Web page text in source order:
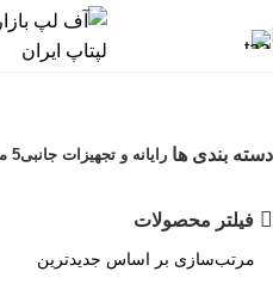
دسته بندی ها رایانه و تجهیزات جانبی5 محصول
فیلتر محصولات